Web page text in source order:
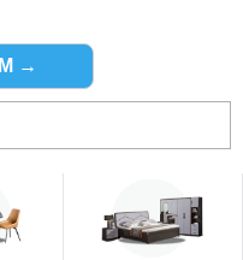
ghế sofa phòng ngủ
showroom ghế sofa
→